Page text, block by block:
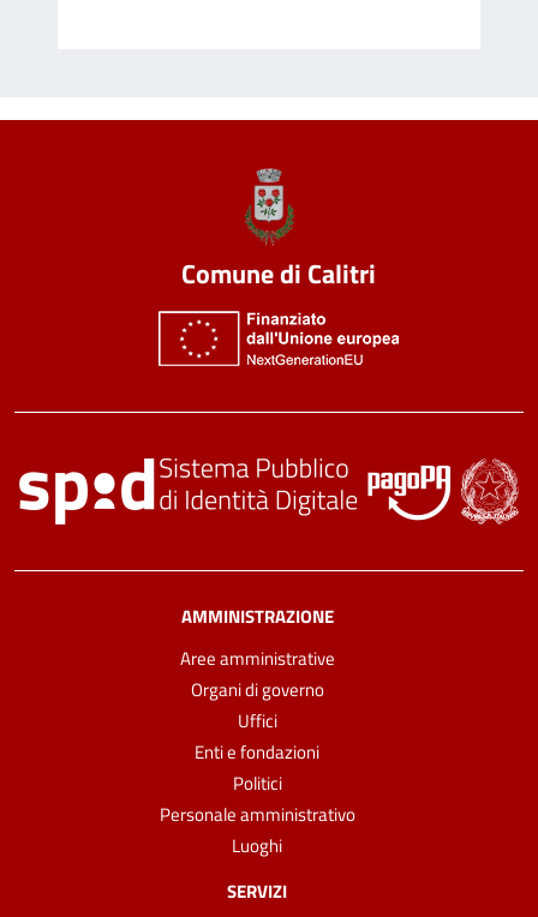
Comune di Calitri
AMMINISTRAZIONE
Aree amministrative
Organi di governo
Uffici
Enti e fondazioni
Politici
Personale amministrativo
Luoghi
SERVIZI